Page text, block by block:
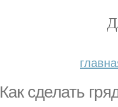
Как сделать